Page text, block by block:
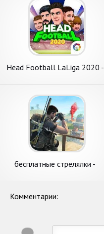
Head Football LaLiga 2020 -
бесплатные стрелялки -
Комментарии: